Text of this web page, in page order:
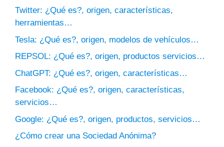
Twitter: ¿Qué es?, origen, características,
herramientas…
Tesla: ¿Qué es?, origen, modelos de vehículos…
REPSOL: ¿Qué es?, origen, productos servicios…
ChatGPT: ¿Qué es?, origen, características…
Facebook: ¿Qué es?, origen, características,
servicios…
Google: ¿Qué es?, origen, productos, servicios…
¿Cómo crear una Sociedad Anónima?